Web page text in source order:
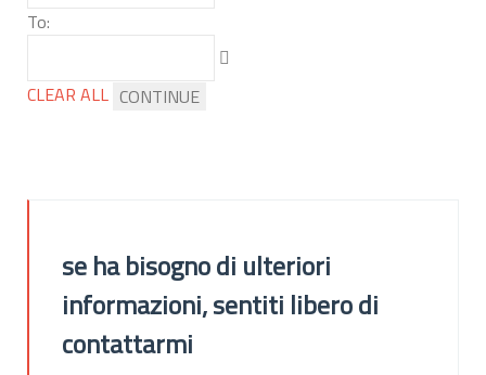
To:
CLEAR ALL CONTINUE
se ha bisogno di ulteriori
informazioni, sentiti libero di
contattarmi